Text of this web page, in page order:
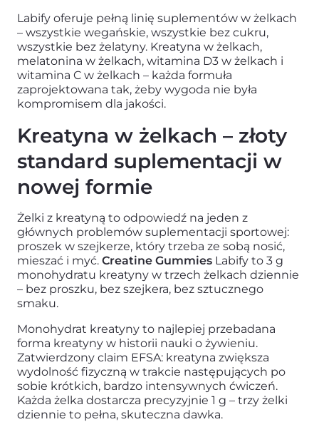
Labify oferuje pełną linię suplementów w żelkach
– wszystkie wegańskie, wszystkie bez cukru,
wszystkie bez żelatyny. Kreatyna w żelkach,
melatonina w żelkach, witamina D3 w żelkach i
witamina C w żelkach – każda formuła
zaprojektowana tak, żeby wygoda nie była
kompromisem dla jakości.
Kreatyna w żelkach – złoty
standard suplementacji w
nowej formie
Żelki z kreatyną to odpowiedź na jeden z
głównych problemów suplementacji sportowej:
proszek w szejkerze, który trzeba ze sobą nosić,
mieszać i myć. Creatine Gummies Labify to 3 g
monohydratu kreatyny w trzech żelkach dziennie
– bez proszku, bez szejkera, bez sztucznego
smaku.
Monohydrat kreatyny to najlepiej przebadana
forma kreatyny w historii nauki o żywieniu.
Zatwierdzony claim EFSA: kreatyna zwiększa
wydolność fizyczną w trakcie następujących po
sobie krótkich, bardzo intensywnych ćwiczeń.
Każda żelka dostarcza precyzyjnie 1 g – trzy żelki
dziennie to pełna, skuteczna dawka.